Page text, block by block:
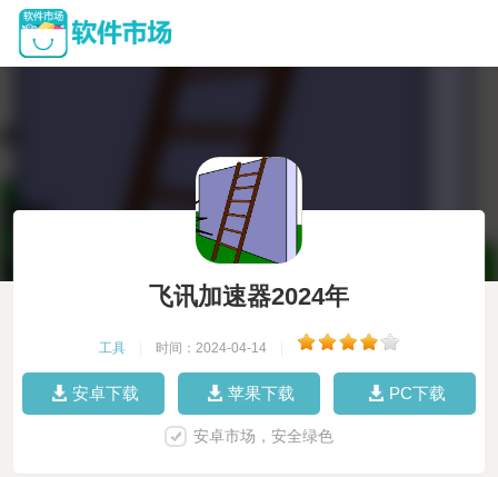
飞讯加速器2024年
工具 时间：2024-04-14
安卓下载 苹果下载 PC下载
安卓市场，安全绿色